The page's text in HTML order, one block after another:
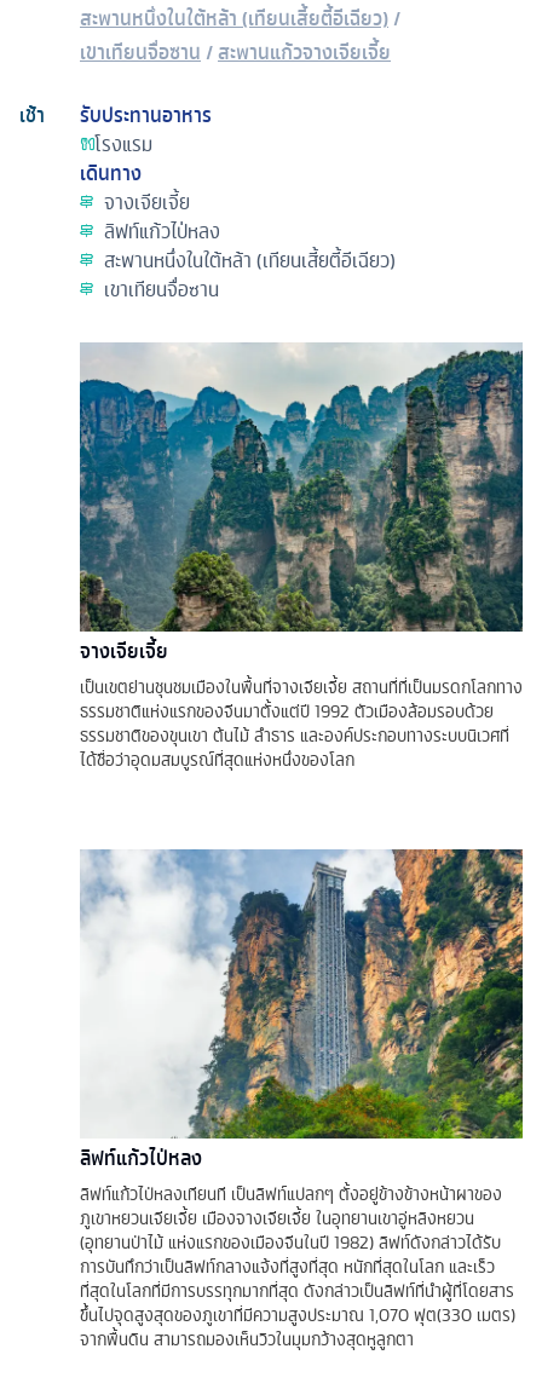
สะพานหนึ่งในใต้หล้า (เทียนเสี้ยตี้อีเฉียว)/
เขาเทียนจื่อซาน /สะพานแก้วจางเจียเจี้ย
เช้า
รับประทานอาหาร
โรงแรม
เดินทาง
จางเจียเจี้ย
ลิฟท์แก้วไป่หลง
สะพานหนึ่งในใต้หล้า (เทียนเสี้ยตี้อีเฉียว)
เขาเทียนจื่อซาน
จางเจียเจี้ย
เป็นเขตย่านชุนชมเมืองในพื้นที่จางเจียเจี้ย สถานที่ที่เป็นมรดกโลกทาง
ธรรมชาติแห่งแรกของจีนมาตั้งแต่ปี 1992 ตัวเมืองล้อมรอบด้วย
ธรรมชาติของขุนเขา ต้นไม้ ลำธาร และองค์ประกอบทางระบบนิเวศที่
ได้ชื่อว่าอุดมสมบูรณ์ที่สุดแห่งหนึ่งของโลก
ลิฟท์แก้วไป่หลง
ลิฟท์แก้วไป่หลงเทียนที เป็นลิฟท์แปลกๆ ตั้งอยู่ข้างข้างหน้าผาของ
ภูเขาหยวนเจียเจี้ย เมืองจางเจียเจี้ย ในอุทยานเขาอู่หลิงหยวน
(อุทยานป่าไม้ แห่งแรกของเมืองจีนในปี 1982) ลิฟท์ดังกล่าวได้รับ
การบันทึกว่าเป็นลิฟท์กลางแจ้งที่สูงที่สุด หนักที่สุดในโลก และเร็ว
ที่สุดในโลกที่มีการบรรทุกมากที่สุด ดังกล่าวเป็นลิฟท์ที่นำผู้ที่โดยสาร
ขึ้นไปจุดสูงสุดของภูเขาที่มีความสูงประมาณ 1,070 ฟุต(330 เมตร)
จากพื้นดิน สามารถมองเห็นวิวในมุมกว้างสุดหูลูกตา